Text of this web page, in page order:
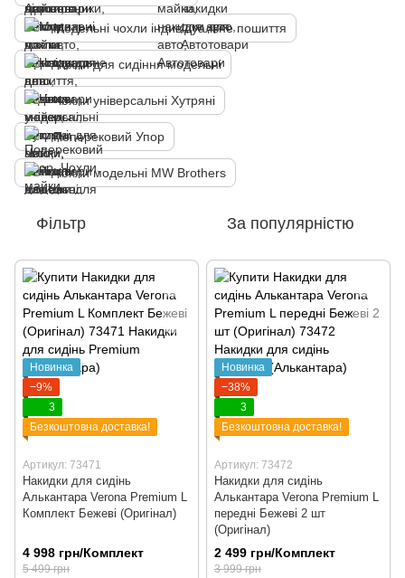
Модельні чохли індивідуальне пошиття
Чохли для сидіння модельні
Чохли універсальні Хутряні
Поперековий Упор
Чохли модельні MW Brothers
Фільтр За популярністю
Новинка
−9%
3
Безкоштовна доставка!
Артикул: 73471
Накидки для сидінь
Алькантара Verona Premium L
Комплект Бежеві (Оригінал)
4 998 грн/Комплект
5 499 грн
Новинка
−38%
3
Безкоштовна доставка!
Артикул: 73472
Накидки для сидінь
Алькантара Verona Premium L
передні Бежеві 2 шт
(Оригінал)
2 499 грн/Комплект
3 999 грн